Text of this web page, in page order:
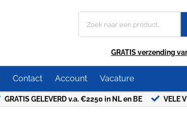
naar:
GRATIS verzending
Contact Account Vacature
GRATIS GELEVERD v.a. €2250 in NL en BE VELE